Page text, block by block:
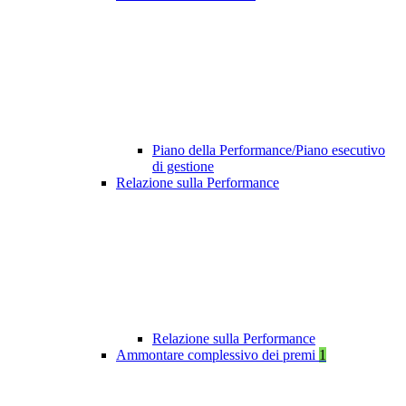
Piano della Performance/Piano esecutivo
di gestione
Relazione sulla Performance
Relazione sulla Performance
Ammontare complessivo dei premi 1